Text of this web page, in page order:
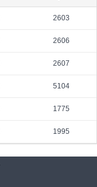
2603
2606
2607
5104
1775
1995